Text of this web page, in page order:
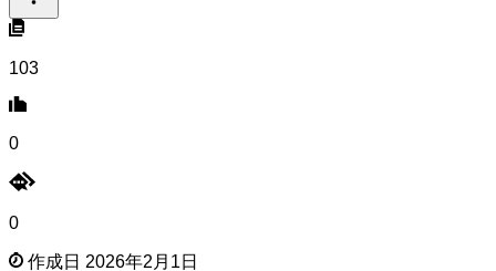
103
0
0
作成日 2026年2月1日